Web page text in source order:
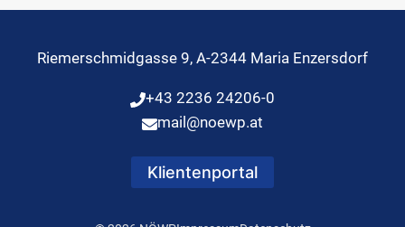
Riemerschmidgasse 9, A-2344 Maria Enzersdorf
+43 2236 24206-0
mail@noewp.at
Klientenportal